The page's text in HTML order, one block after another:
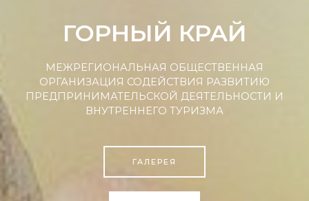
ГОРНЫЙ КРАЙ
МЕЖРЕГИОНАЛЬНАЯ ОБЩЕСТВЕННАЯ
ОРГАНИЗАЦИЯ СОДЕЙСТВИЯ РАЗВИТИЮ
ПРЕДПРИНИМАТЕЛЬСКОЙ ДЕЯТЕЛЬНОСТИ И
ВНУТРЕННЕГО ТУРИЗМА
ГАЛЕРЕЯ